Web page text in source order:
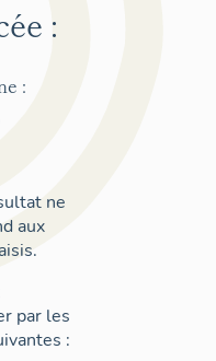
:
:
ne
aux
par les
: